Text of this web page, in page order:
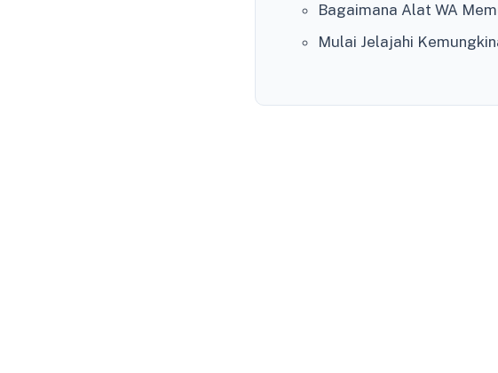
Bagaimana Alat WA
Mulai Jelajahi